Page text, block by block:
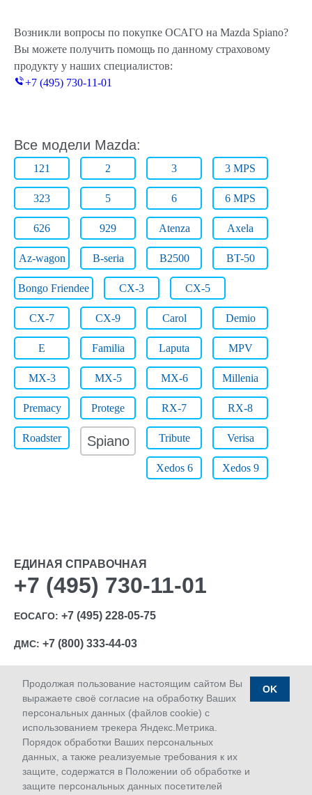
Возникли вопросы по покупке ОСАГО на Mazda Spiano?
Вы можете получить помощь по данному страховому
продукту у наших специалистов:
+7 (495) 730-11-01
Все модели Mazda:
121 2 3 3 MPS
323 5 6 6 MPS
626 929 Atenza Axela
Az-wagon B-seria B2500 BT-50
Bongo Friendee CX-3 CX-5
CX-7 CX-9 Carol Demio
E Familia Laputa MPV
MX-3 MX-5 MX-6 Millenia
Premacy Protege RX-7 RX-8
Roadster Spiano Tribute Verisa
Xedos 6 Xedos 9
Продолжая пользование настоящим сайтом Вы
выражаете своё согласие на обработку Ваших
персональных данных (файлов cookie) с
использованием трекера Яндекс.Метрика.
Порядок обработки Ваших персональных
данных, а также реализуемые требования к их
защите, содержатся в Положении об обработке и
защите персональных данных посетителей
OK
ЕДИНАЯ СПРАВОЧНАЯ
+7 (495) 730-11-01
ЕОСАГО: +7 (495) 228-05-75
ДМС: +7 (800) 333-44-03
Ⓒ 1992-2026 АО «МАКС»
Лицензии Банка России: ОС № 1427-03, ОС № 1427-04,
ОС № 1427-05, СЛ № 1427, СИ № 1427, ПС № 1427 от
18.06.2018 г.; ОС № 1427-02 от 28.11.2019 г.
Дата последнего изменения сайта 08.08.2026 04:20